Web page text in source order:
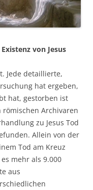
von Jesus
Jede detaillierte,
hat ergeben,
hat, gestorben ist
Archivaren
zu Jesus Tod
Allein von der
Tod am Kreuz
mehr als 9.000
aus